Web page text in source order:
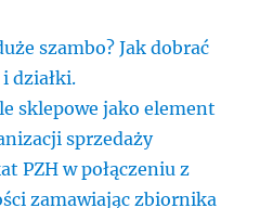
szambo? Jak dobrać
działki.
sklepowe jako element
sprzedaży
PZH w połączeniu z
zamawiając zbiornika